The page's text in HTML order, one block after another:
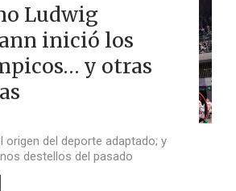
Ludwig
inició los
y otras
origen del deporte adaptado; y
destellos del pasado